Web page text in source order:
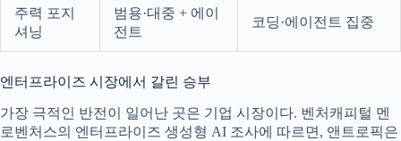
주력 포지
셔닝
범용·대중 + 에이
전트
코딩·에이전트 집중
엔터프라이즈 시장에서 갈린 승부
가장 극적인 반전이 일어난 곳은 기업 시장이다. 벤처캐피털 멘
로벤처스의 엔터프라이즈 생성형 AI 조사에 따르면, 앤트로픽은